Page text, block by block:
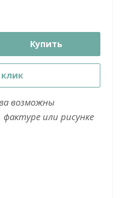
Купить
клик
возможны
или рисунке